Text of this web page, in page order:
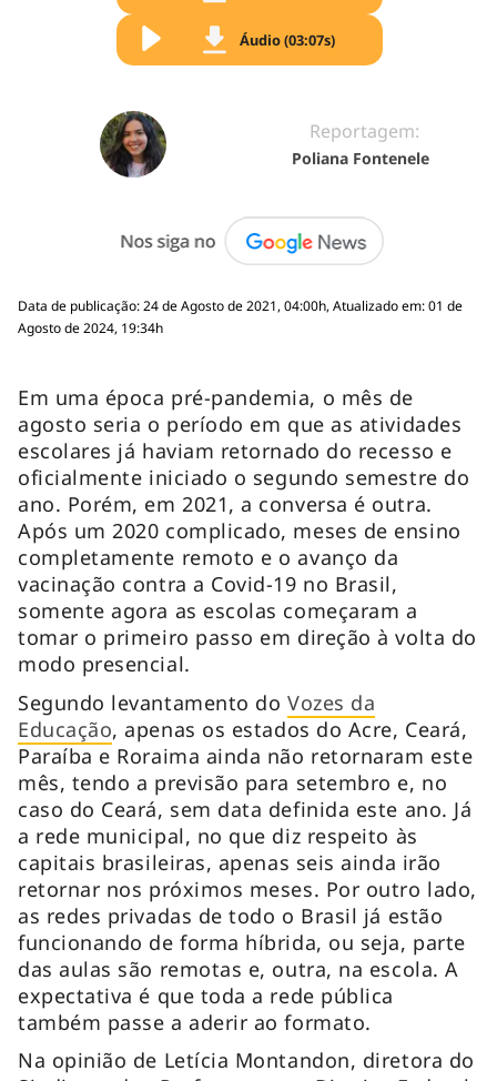
Áudio (03:07s)
Reportagem:
Poliana Fontenele
Data de publicação: 24 de Agosto de 2021, 04:00h, Atualizado em: 01 de
Agosto de 2024, 19:34h
Em uma época pré-pandemia, o mês de
agosto seria o período em que as atividades
escolares já haviam retornado do recesso e
oficialmente iniciado o segundo semestre do
ano. Porém, em 2021, a conversa é outra.
Após um 2020 complicado, meses de ensino
completamente remoto e o avanço da
vacinação contra a Covid-19 no Brasil,
somente agora as escolas começaram a
tomar o primeiro passo em direção à volta do
modo presencial.
Segundo levantamento do Vozes da
Educação, apenas os estados do Acre, Ceará,
Paraíba e Roraima ainda não retornaram este
mês, tendo a previsão para setembro e, no
caso do Ceará, sem data definida este ano. Já
a rede municipal, no que diz respeito às
capitais brasileiras, apenas seis ainda irão
retornar nos próximos meses. Por outro lado,
as redes privadas de todo o Brasil já estão
funcionando de forma híbrida, ou seja, parte
das aulas são remotas e, outra, na escola. A
expectativa é que toda a rede pública
também passe a aderir ao formato.
Na opinião de Letícia Montandon, diretora do